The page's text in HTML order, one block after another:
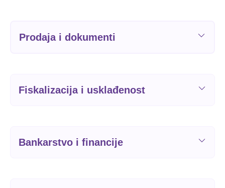
Prodaja i dokumenti
Fiskalizacija i usklađenost
Bankarstvo i financije